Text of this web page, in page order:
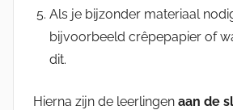
Als je bijzonder materiaal
bijvoorbeeld crêpepapier of
dit.
Hierna zijn de leerlingen aan de